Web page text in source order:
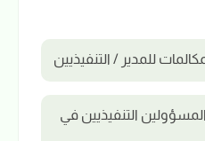
للمدير / التنفيذيين
التنفيذيين في